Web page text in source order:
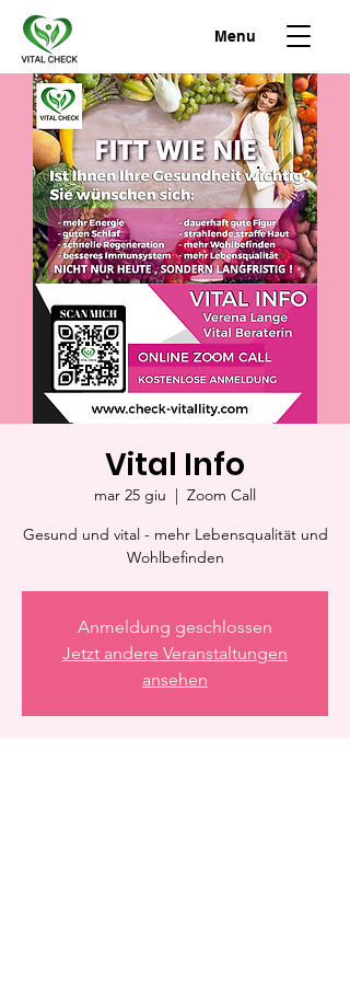
Menu
Vital Info
mar 25 giu
  |
Zoom Call
Gesund und vital - mehr Lebensqualität und
Wohlbefinden
Anmeldung geschlossen
Jetzt andere Veranstaltungen
ansehen